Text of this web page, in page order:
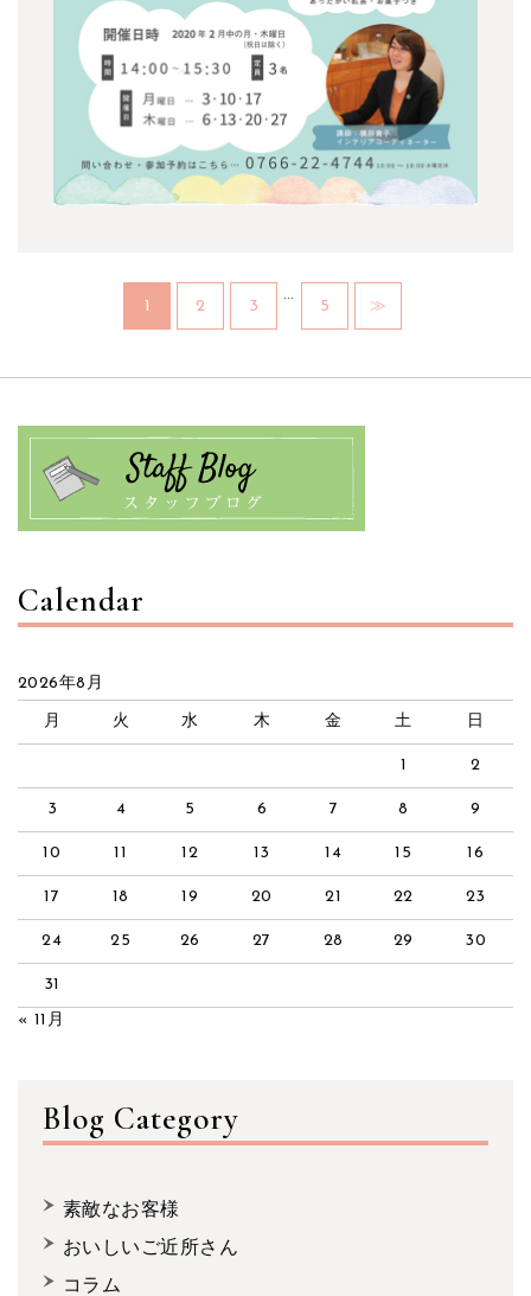
1 2 3
…
5 ≫
Calendar
2026年8月
月 火 水 木 金 土 日
1 2
3 4 5 6 7 8 9
10 11 12 13 14 15 16
17 18 19 20 21 22 23
24 25 26 27 28 29 30
31
« 11月
Blog Category
素敵なお客様
おいしいご近所さん
コラム